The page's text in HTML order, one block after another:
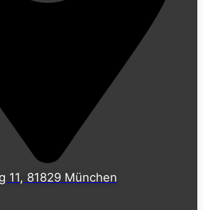
11, 81829 München